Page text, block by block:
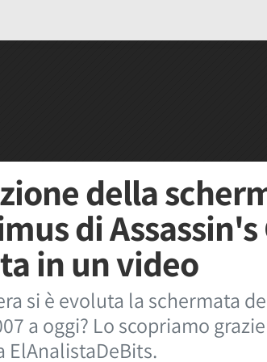
della
di Assassin's
in un video
si è evoluta la schermata
a oggi? Lo scopriamo
ElAnalistaDeBits.